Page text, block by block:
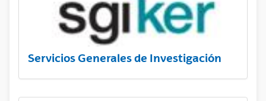
Servicios Generales de Investigación